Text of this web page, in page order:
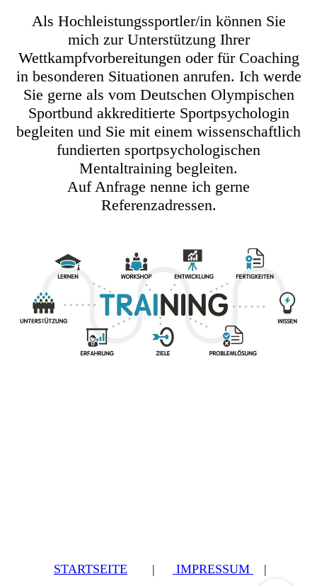
Als Hochleistungssportler/in können Sie
mich zur Unterstützung Ihrer
Wettkampfvorbereitungen oder für Coaching
in besonderen Situationen anrufen. Ich werde
Sie gerne als vom Deutschen Olympischen
Sportbund akkreditierte Sportpsychologin
begleiten und Sie mit einem wissenschaftlich
fundierten sportpsychologischen
Mentaltraining begleiten.
Auf Anfrage nenne ich gerne
Referenzadressen.
STARTSEITE | IMPRESSUM |